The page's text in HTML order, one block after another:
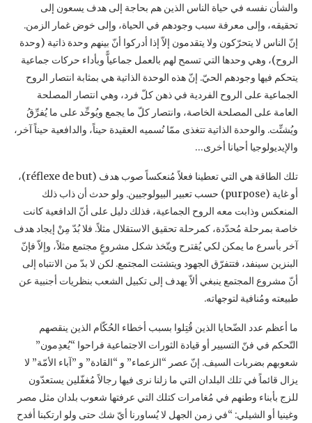
والشأن نفسه في حياة الناس الذين هم بحاجة إلى هدف يسعون إلى
تحقيقه، وإلى معرفة سبب وجودهم ‏في الحياة، وإلى خوض غمار الزمن.
إنّ الناس لا يتحرّكون ولا يتقدمون إلاّ إذا أدركوا أنّ بينهم وحدة ‏ذاتية (وحدة
الروح)، وهي وحدها التي تسمح لهم بالعمل جماعياًّ وبأداء حركات جماعية
يتحكم فيها ‏وجودهم الحيّ. إنّ هذه الوحدة الذاتية هي بمثابة انتصار الروح
الجماعية على الروح الفردية في ذهن ‏كلّ فرد، وهي انتصار المصلحة
العامة على المصلحة الخاصة، وانتصار كلّ ما يجمع ويُوحِّد على ما ‏يُفرِّقُ
ويُشتِّت. والوحدة الذاتية تتغذى ممّا نُسميه العقيدة حيناً، والدافعية حيناً آخر،
والإيديولوجيا أحيانا ‏أخرى… ‏
تلك الطاقة هي التي تعطينا فعلاً مُنعكساً صوب هدف (‏réflexe de but‏)،
أو غاية (‏purpose‏) حسب ‏تعبير البيولوجيين. ولو حدث أن ذاب ذلك
المنعكس وذابت معه الروح الجماعية، فذلك دليل على أنّ ‏الدافعية كانت
خاصة بمرحلة مُحدّدة، كمرحلة تحقيق الاستقلال مثلاً. فلا بُدّ مِنْ إيجاد هدف
آخر ‏بأسرع ما يمكن لكي يُقترح ويتّخذ شكل مشروعٍ مجتمع مثلاً، وإلاّ فإنّ
البنزين سينفد، فتتفرّق الجهود ‏ويتشتت المجتمع. لكن لا بدّ من الانتباه إلى
أنّ مشروع المجتمع ينبغي ألاّ يهدف إلى تكبيل الشعب ‏بنظريات أجنبية عن
طبيعته ومُنافية لتوجهاته.‏
ما أعظم عدد الضّحايا الذين قُتِلوا بسبب أخطاء الحُكّام الذين ينقصهم
التّحكم في فنّ التسيير أو قيادة ‏الثورات الاجتماعية فراحوا “يُعدِمون”
شعوبهم بضربات السيف. إنّ عصر “الزعماء” و “القادة” و ‏‏”آباء الأمّة” لا
يزال قائماً في تلك البلدان التي ما زلنا نرى فيها رجالاً مُغفّلين يستعدّون
للزج بأبناء ‏وطنهم في مُغامرات كتلك التي عرفتها شعوب بلدان مثل مصر
وغينيا أو الشيلي: “في زمن الجهل لا ‏يُساورنا أيّ شك حتى ولو ارتكبنا أفدح